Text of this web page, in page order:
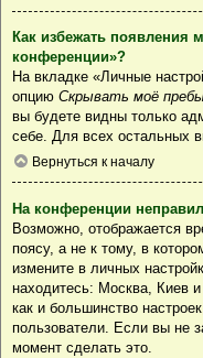
Как избежать появления
конференции»?
На вкладке «Личные
опцию Скрывать моё
вы будете видны только
себе. Для всех остальных
Вернуться к началу
На конференции
Возможно, отображается
поясу, а не к тому, в
измените в личных
находитесь: Москва, Киев и
как и большинство
пользователи. Если вы не
момент сделать это.